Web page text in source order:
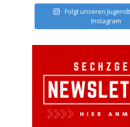
Folgt unseren
Instagram